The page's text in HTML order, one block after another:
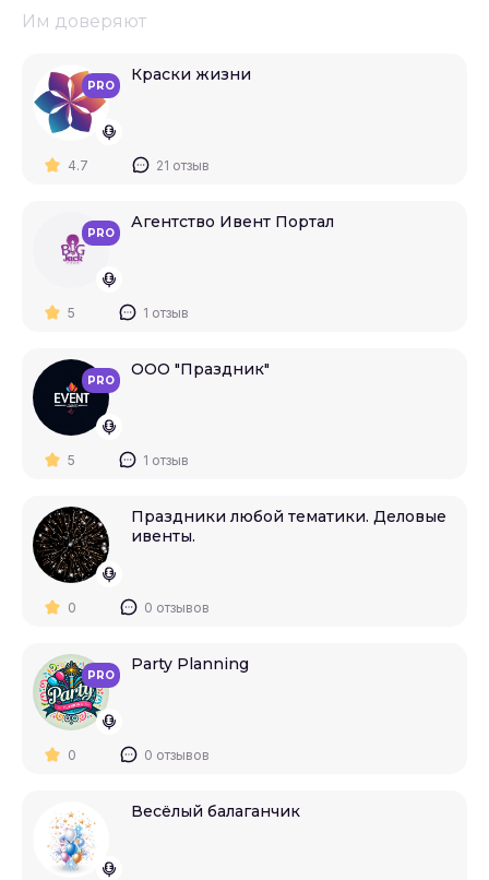
Им доверяют
PRO
Краски жизни
4.7 21 отзыв
PRO
Агентство Ивент Портал
5 1 отзыв
PRO
ООО "Праздник"
5 1 отзыв
Праздники любой тематики. Деловые
ивенты.
0 0 отзывов
PRO
Party Planning
0 0 отзывов
Весёлый балаганчик